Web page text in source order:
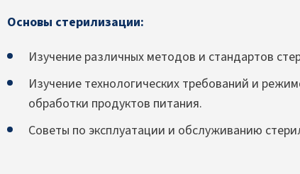
Основы стерилизации:
Изучение различных методов и стандартов
Изучение технологических требований и
обработки продуктов питания.
Советы по эксплуатации и обслуживанию